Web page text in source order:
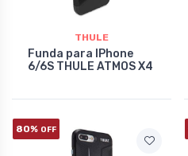
THULE
Funda para IPhone
6/6S THULE ATMOS X4
80% OFF